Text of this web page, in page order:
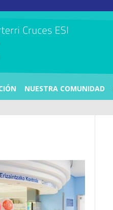
NUESTRA COMUNIDAD